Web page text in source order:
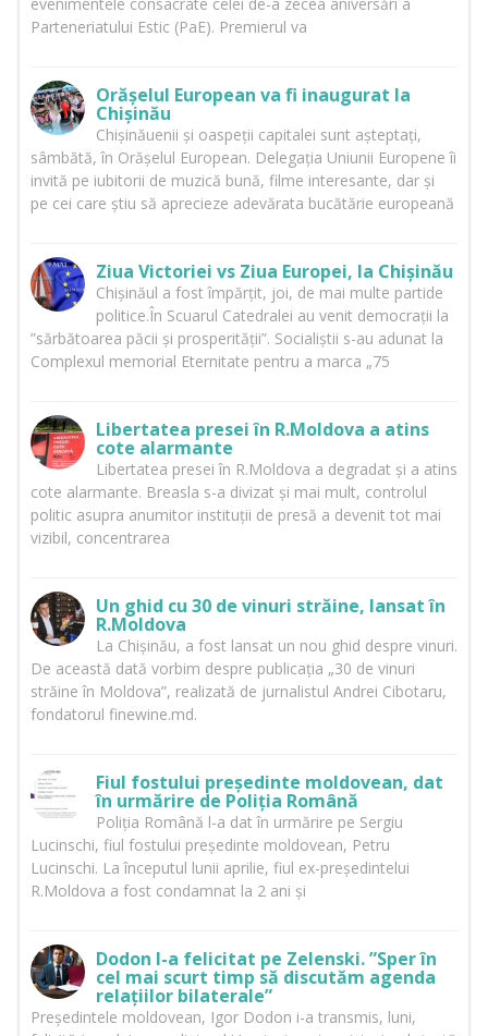
evenimentele consacrate celei de-a zecea aniversări a
Parteneriatului Estic (PaE). Premierul va
Orășelul European va fi inaugurat la
Chișinău
Chișinăuenii și oaspeții capitalei sunt așteptați,
sâmbătă, în Orășelul European. Delegația Uniunii Europene îi
invită pe iubitorii de muzică bună, filme interesante, dar și
pe cei care știu să aprecieze adevărata bucătărie europeană
Ziua Victoriei vs Ziua Europei, la Chișinău
Chișinăul a fost împărțit, joi, de mai multe partide
politice.În Scuarul Catedralei au venit democrații la
”sărbătoarea păcii și prosperității”. Socialiștii s-au adunat la
Complexul memorial Eternitate pentru a marca „75
Libertatea presei în R.Moldova a atins
cote alarmante
Libertatea presei în R.Moldova a degradat și a atins
cote alarmante. Breasla s-a divizat și mai mult, controlul
politic asupra anumitor instituții de presă a devenit tot mai
vizibil, concentrarea
Un ghid cu 30 de vinuri străine, lansat în
R.Moldova
La Chișinău, a fost lansat un nou ghid despre vinuri.
De această dată vorbim despre publicația „30 de vinuri
străine în Moldova”, realizată de jurnalistul Andrei Cibotaru,
fondatorul finewine.md.
Fiul fostului președinte moldovean, dat
în urmărire de Poliția Română
Poliția Română l-a dat în urmărire pe Sergiu
Lucinschi, fiul fostului președinte moldovean, Petru
Lucinschi. La începutul lunii aprilie, fiul ex-președintelui
R.Moldova a fost condamnat la 2 ani și
Dodon l-a felicitat pe Zelenski. ”Sper în
cel mai scurt timp să discutăm agenda
relațiilor bilaterale”
Președintele moldovean, Igor Dodon i-a transmis, luni,